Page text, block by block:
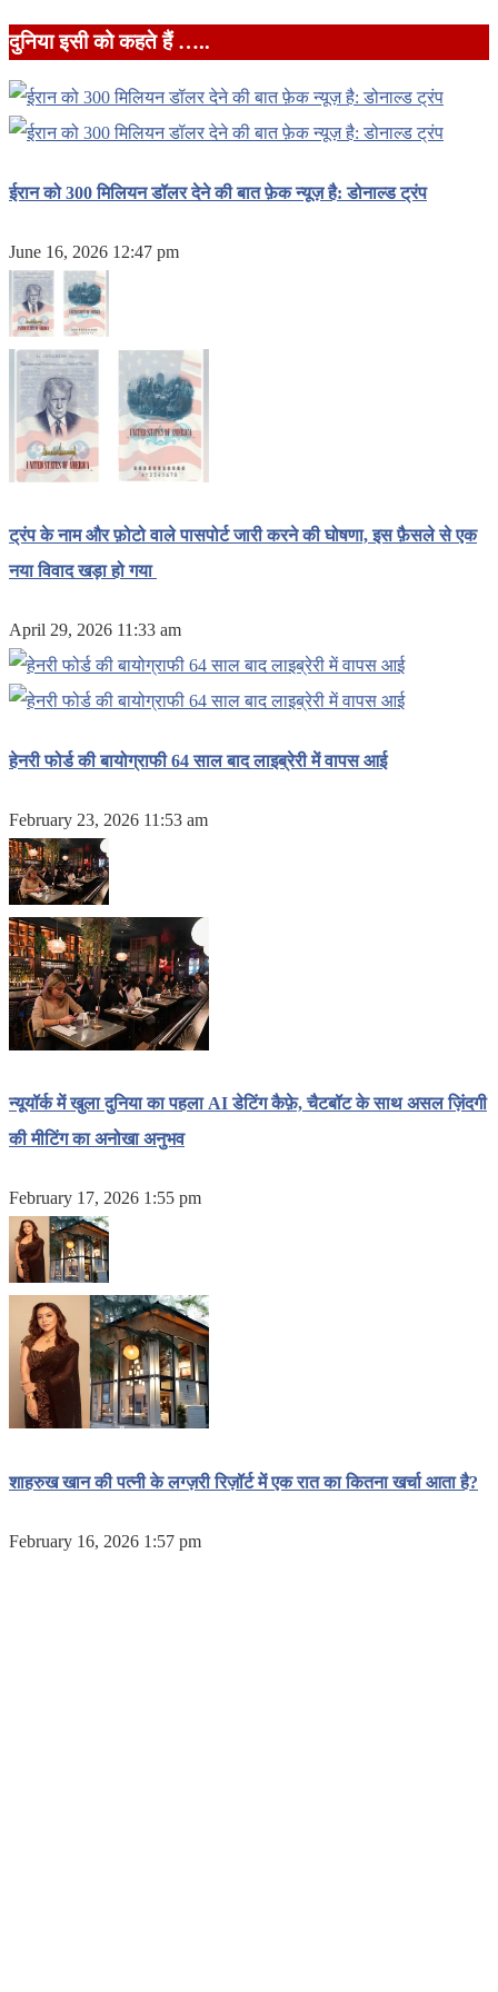
दुनिया इसी को कहते हैं …..
ईरान को 300 मिलियन डॉलर देने की बात फ़ेक न्यूज़ है: डोनाल्ड ट्रंप
June 16, 2026 12:47 pm
ट्रंप के नाम और फ़ोटो वाले पासपोर्ट जारी करने की घोषणा, इस फ़ैसले से एक
नया विवाद खड़ा हो गया
April 29, 2026 11:33 am
हेनरी फोर्ड की बायोग्राफी 64 साल बाद लाइब्रेरी में वापस आई
February 23, 2026 11:53 am
न्यूयॉर्क में खुला दुनिया का पहला AI डेटिंग कैफ़े, चैटबॉट के साथ असल ज़िंदगी
की मीटिंग का अनोखा अनुभव
February 17, 2026 1:55 pm
शाहरुख खान की पत्नी के लग्ज़री रिज़ॉर्ट में एक रात का कितना खर्चा आता है?
February 16, 2026 1:57 pm